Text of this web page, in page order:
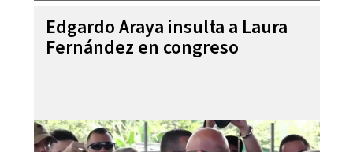
Edgardo Araya insulta a Laura
Fernández en congreso